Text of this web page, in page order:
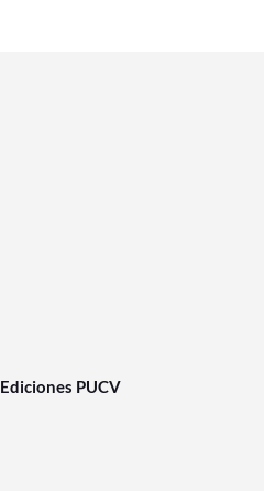
Ediciones PUCV